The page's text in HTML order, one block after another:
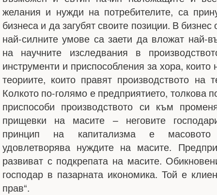
желания и нужди на потребителите, са
бизнеса и да загубят своите позиции. В
най-силните умове са заети да вложат най-
на научните изследвания в
инструменти и приспособления за хора, които
теориите, които правят производството на
Колкото по-голямо е предприятието, толкова
приспособи производството си към
прищевки на масите – неговите
принцип на капитализма е масовото
удовлетворява нуждите на масите.
развиват с подкрепата на масите.
господар в пазарната икономика. Той е
прав“.